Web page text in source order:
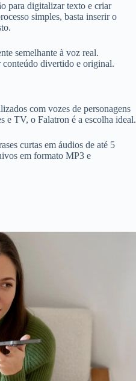
para digitalizar texto e criar
simples, basta inserir o
semelhante à voz real.
divertido e original.
com vozes de personagens
e TV, o Falatron é a escolha ideal.
curtas em áudios de até 5
em formato MP3 e